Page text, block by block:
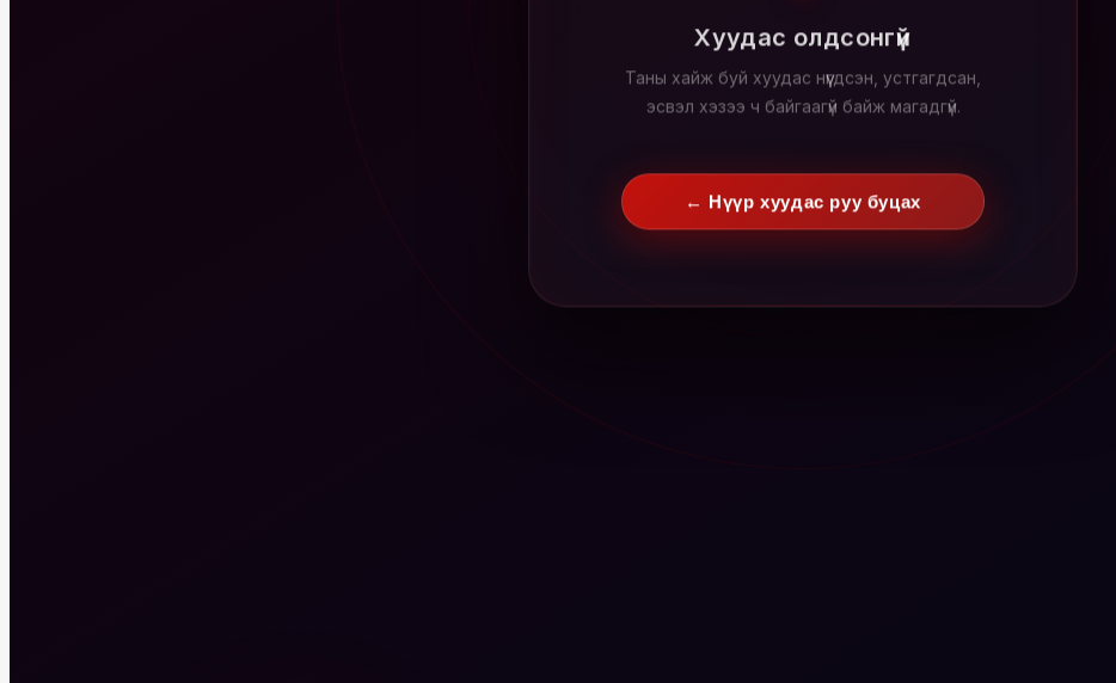
Хуудас олдсонгүй
Таны хайж буй хуудас нүүгдсэн, устгагдсан,
эсвэл хэзээ ч байгаагүй байж магадгүй.
← Нүүр хуудас руу буцах